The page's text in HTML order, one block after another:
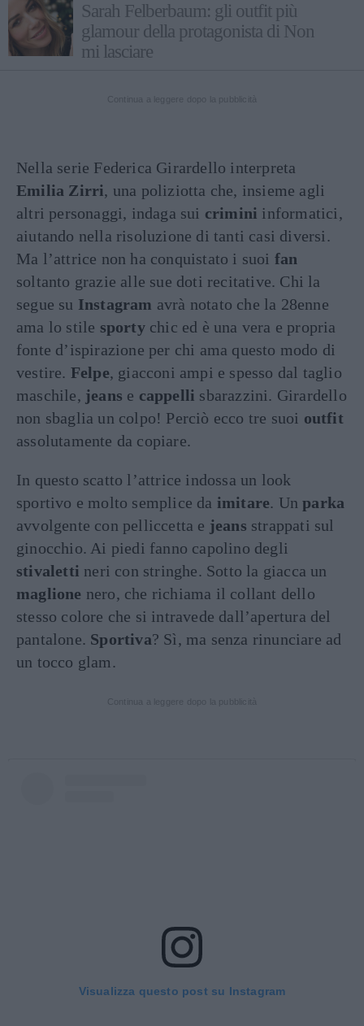
Sarah Felberbaum: gli outfit più
glamour della protagonista di Non
mi lasciare
Nella serie Federica Girardello interpreta
Emilia Zirri, una poliziotta che, insieme agli
altri personaggi, indaga sui crimini informatici,
aiutando nella risoluzione di tanti casi diversi.
Ma l’attrice non ha conquistato i suoi fan
soltanto grazie alle sue doti recitative. Chi la
segue su Instagram avrà notato che la 28enne
ama lo stile sportychic ed è una vera e propria
fonte d’ispirazione per chi ama questo modo di
vestire. Felpe, giacconi ampi e spesso dal taglio
maschile, jeans e cappelli sbarazzini. Girardello
non sbaglia un colpo! Perciò ecco tre suoi outfit
assolutamente da copiare.
In questo scatto l’attrice indossa un look
sportivo e molto semplice da imitare. Unparka
avvolgente con pelliccetta e jeans strappati sul
ginocchio. Ai piedi fanno capolino degli
stivaletti neri con stringhe. Sotto la giacca un
maglione nero, che richiama il collant dello
stesso colore che si intravede dall’apertura del
pantalone. Sportiva? Sì, ma senza rinunciare ad
un tocco glam.
Visualizza questo post su Instagram